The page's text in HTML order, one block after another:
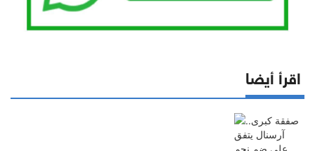
اقرأ أيضا